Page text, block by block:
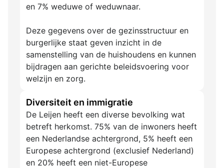
en 7% weduwe of weduwnaar.
Deze gegevens over de gezinsstructuur en
burgerlijke staat geven inzicht in de
samenstelling van de huishoudens en kunnen
bijdragen aan gerichte beleidsvoering voor
welzijn en zorg.
Diversiteit en immigratie
De Leijen heeft een diverse bevolking wat
betreft herkomst. 75% van de inwoners heeft
een Nederlandse achtergrond, 5% heeft een
Europese achtergrond (exclusief Nederland)
en 20% heeft een niet-Europese